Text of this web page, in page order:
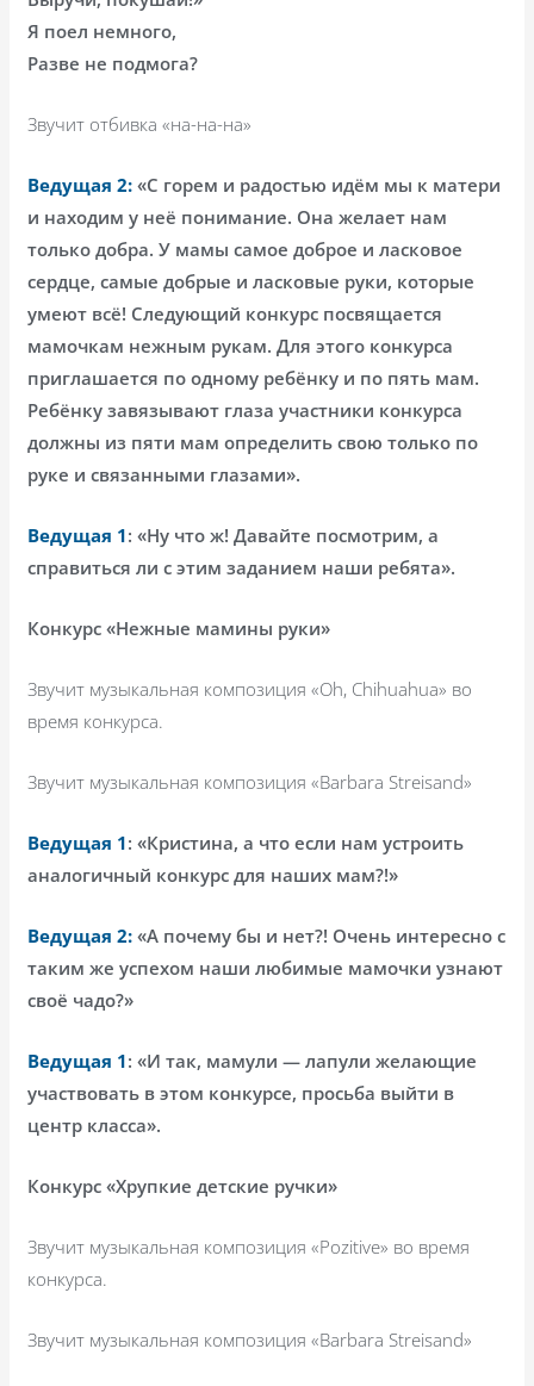
Я поел немного,
Разве не подмога?
Звучит отбивка «на-на-на»
Ведущая 2: «С горем и радостью идём мы к матери
и находим у неё понимание. Она желает нам
только добра. У мамы самое доброе и ласковое
сердце, самые добрые и ласковые руки, которые
умеют всё! Следующий конкурс посвящается
мамочкам нежным рукам. Для этого конкурса
приглашается по одному ребёнку и по пять мам.
Ребёнку завязывают глаза участники конкурса
должны из пяти мам определить свою только по
руке и связанными глазами».
Ведущая 1: «Ну что ж! Давайте посмотрим, а
справиться ли с этим заданием наши ребята».
Конкурс «Нежные мамины руки»
Звучит музыкальная композиция «Oh, Chihuahua» во
время конкурса.
Звучит музыкальная композиция «Barbara Streisand»
Ведущая 1: «Кристина, а что если нам устроить
аналогичный конкурс для наших мам?!»
Ведущая 2: «А почему бы и нет?! Очень интересно с
таким же успехом наши любимые мамочки узнают
своё чадо?»
Ведущая 1: «И так, мамули — лапули желающие
участвовать в этом конкурсе, просьба выйти в
центр класса».
Конкурс «Хрупкие детские ручки»
Звучит музыкальная композиция «Pozitive» во время
конкурса.
Звучит музыкальная композиция «Barbara Streisand»